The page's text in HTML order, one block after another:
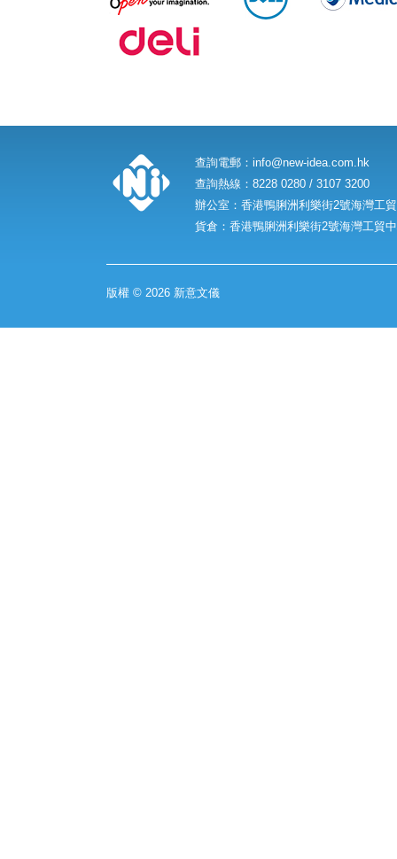
查詢電郵： info@new-idea.com.hk
查詢熱線：8228 0280 / 3107 3200
辦公室：香港鴨脷洲利樂街2號海灣工
貨倉：香港鴨脷洲利樂街2號海灣工貿
版權 © 2026 新意文儀